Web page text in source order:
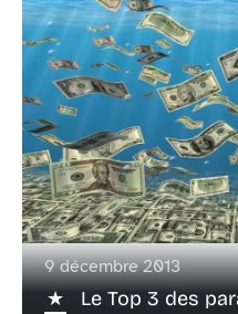
9 décembre 2013
Le Top 3 des